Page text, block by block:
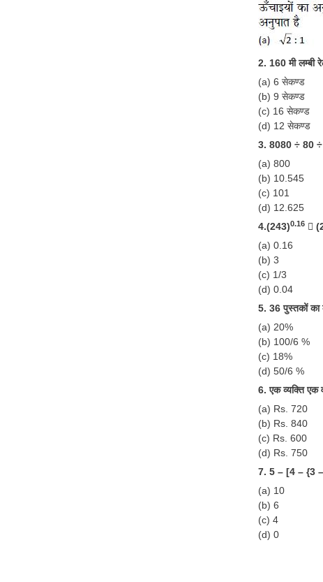
2. 160 मी लम्बी
(a) 6 सेकण्ड
(b) 9 सेकण्ड
(c) 16 सेकण्ड
(d) 12 सेकण्ड
3. 8080 ÷ 80 ÷
(a) 800
(b) 10.545
(c) 101
(d) 12.625
4.(243)0.16 
(a) 0.16
(b) 3
(c) 1/3
(d) 0.04
5. 36 पुस्तकों का
(a) 20%
(b) 100/6 %
(c) 18%
(d) 50/6 %
6. एक व्यक्ति एक
(a) Rs. 720
(b) Rs. 840
(c) Rs. 600
(d) Rs. 750
7. 5 – [4 – {3
(a) 10
(b) 6
(c) 4
(d) 0